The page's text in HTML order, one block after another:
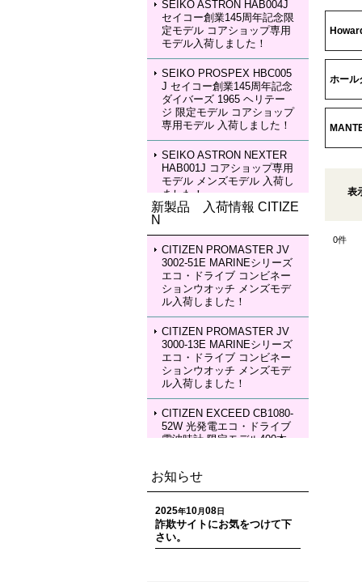
SEIKO ASTRON HAB004J
セイコー創業145周年記念限
定モデル コアショップ専用
モデル入荷しました！
SEIKO PROSPEX HBC005
J セイコー創業145周年記念
ダイバーズ 1965 ヘリテー
ジ 限定モデル コアショップ
専用モデル 入荷しました！
SEIKO ASTRON NEXTER
HAB001J コアショップ専用
モデル メンズモデル 入荷し
ました！
HAB002J コアショップ専用
モデル メンズモデル 入荷し
ました！
SEIKO LUKIA HEA003J LU
KIA Grow with DAICHI MIU
RA Limited Edition レディー
スモデル 入荷しました！
SEIKO LUKIA HEA004J LU
KIA Grow with DAICHI MIU
RA Limited Edition メカニカ
ルウォッチ レディースモデ
ル 入荷しました！
新製品 入荷情報 CITIZE
N
CITIZEN PROMASTER JV
3002-51E MARINEシリーズ
エコ・ドライブ コンビネー
ションウオッチ メンズモデ
ル入荷しました！
CITIZEN PROMASTER JV
3000-13E MARINEシリーズ
エコ・ドライブ コンビネー
ションウオッチ メンズモデ
ル入荷しました！
CITIZEN EXCEED CB1080-
52W 光発電エコ・ドライブ
電波時計 限定モデル400本
CITIZEN EXCEED EC1120-
59W 光発電エコ・ドライブ
電波時計 限定モデル400本
ペアモデル レディースモデ
ル 入荷しました！
お知らせ
2025年10月 08日
詐欺サイトにお気をつけて下
さい。
ホール
表
0件